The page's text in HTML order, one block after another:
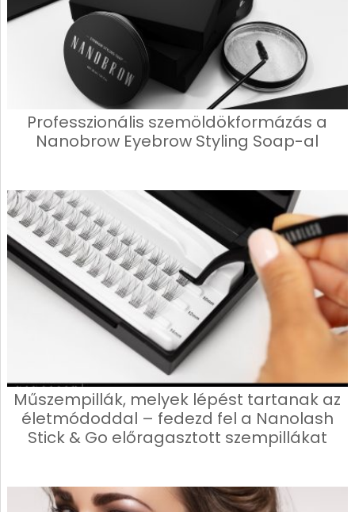
Professzionális szemöldökformázás a
Nanobrow Eyebrow Styling Soap-al
Műszempillák, melyek lépést tartanak az
életmódoddal – fedezd fel a Nanolash
Stick & Go előragasztott szempillákat